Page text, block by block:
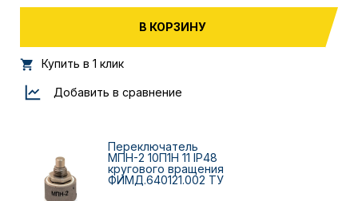
В КОРЗИНУ
Купить в 1 клик
Добавить в сравнение
Переключатель
МПН-2 10П1Н 11 IP48
кругового вращения
ФИМД.640121.002 ТУ